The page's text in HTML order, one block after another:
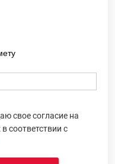
свое согласие на
соответствии с